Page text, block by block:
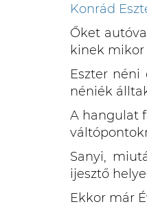
Konrád
Őket
kinek mikor
Eszter
néniék
A hangulat
Sanyi,
ijesztő
Ekkor már